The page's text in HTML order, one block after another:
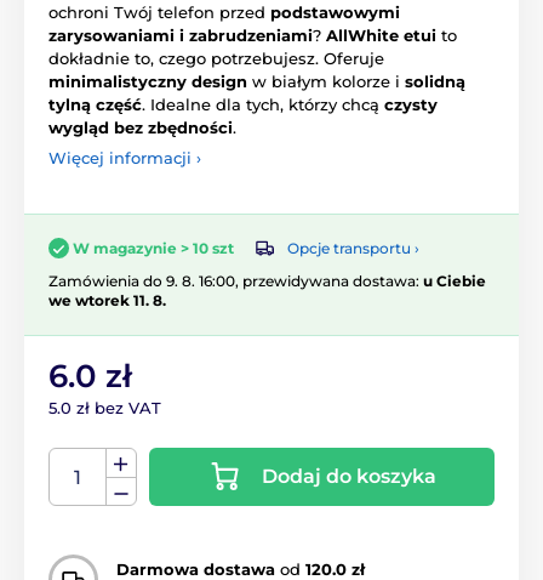
ochroni Twój telefon przed podstawowymi
zarysowaniami i zabrudzeniami? AllWhite etui to
dokładnie to, czego potrzebujesz. Oferuje
minimalistyczny design w białym kolorze i solidną
tylną część. Idealne dla tych, którzy chcą czysty
wygląd bez zbędności.
Więcej informacji ›
W magazynie > 10 szt
Opcje transportu ›
Zamówienia do 9. 8. 16:00, przewidywana dostawa: u Ciebie
we wtorek 11. 8.
6.0 zł
5.0 zł bez VAT
Dodaj do koszyka
Darmowa dostawa od 120.0 zł